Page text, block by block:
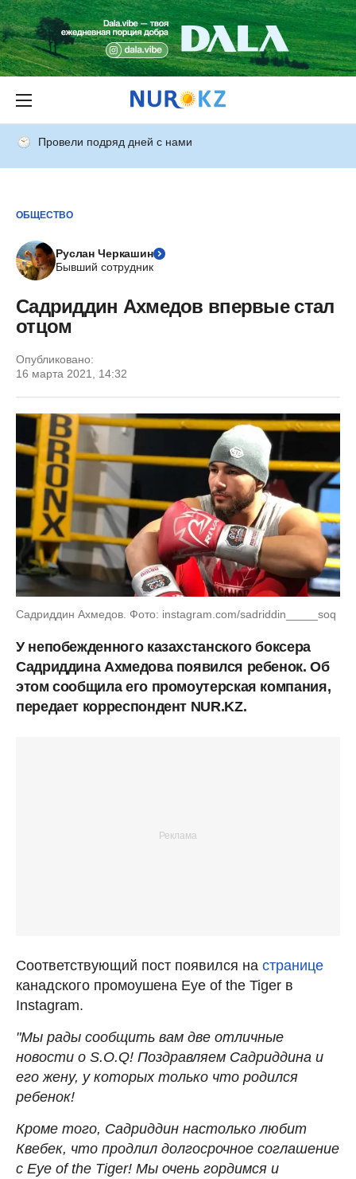
Провели подряд дней с нами
ОБЩЕСТВО
Руслан Черкашин
Бывший сотрудник
Садриддин Ахмедов впервые стал
отцом
Опубликовано:
16 марта 2021, 14:32
Садриддин Ахмедов. Фото: instagram.com/sadriddin_____soq
У непобежденного казахстанского боксера
Садриддина Ахмедова появился ребенок. Об
этом сообщила его промоутерская компания,
передает корреспондент NUR.KZ.
Соответствующий пост появился на странице
канадского промоушена Eye of the Tiger в
Instagram.
"Мы рады сообщить вам две отличные
новости о S.O.Q! Поздравляем Садриддина и
его жену, у которых только что родился
ребенок!
Кроме того, Садриддин настолько любит
Квебек, что продлил долгосрочное соглашение
с Eye of the Tiger! Мы очень гордимся и